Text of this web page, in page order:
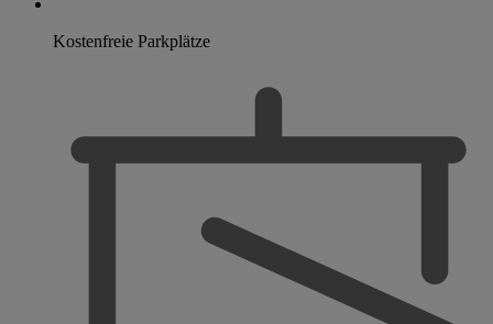
Kostenfreie Parkplätze